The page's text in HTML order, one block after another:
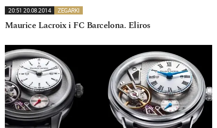
20:51 20.08.2014 ZEGARKI
Maurice Lacroix i FC Barcelona. Eliros